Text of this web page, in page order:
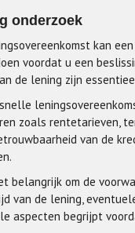
onderzoek
kan
voordat u een
de lening zijn
zoals rentetarieven,
van de
belangrijk om de
van de lening,
aspecten begrijpt